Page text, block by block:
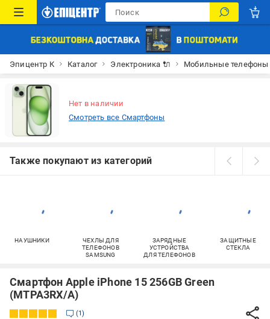
Эпицентр К Каталог Электроника 🔌 Мобильные телефоны
Нет в наличии
Смотреть все Смартфоны
Также покупают из категорий
НАУШНИКИ
ЧЕХЛЫ ДЛЯ
ТЕЛЕФОНОВ
SAMSUNG
ЗАРЯДНЫЕ
УСТРОЙСТВА
ДЛЯ ТЕЛЕФОНОВ
ЗАЩИТНЫЕ
СТЕКЛА
Смартфон Apple iPhone 15 256GB Green
(MTPA3RX/A)
1